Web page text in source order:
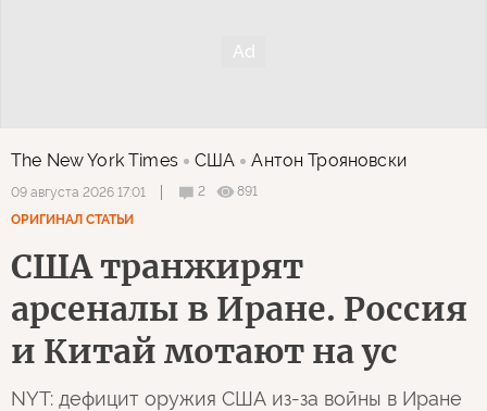
The New York Times США Антон Трояновски
09 августа 2026 17:01 2
891
ОРИГИНАЛ СТАТЬИ
США транжирят
арсеналы в Иране. Россия
и Китай мотают на ус
NYT: дефицит оружия США из-за войны в Иране